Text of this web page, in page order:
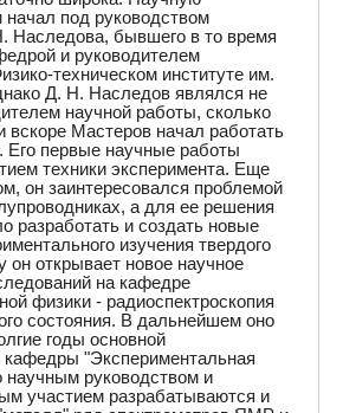
начал под руководством
Наследова, бывшего в то время
и руководителем
техническом институте им.
Д. Н. Наследов являлся не
научной работы, сколько
вскоре Мастеров начал работать
Его первые научные работы
техники эксперимента. Еще
он заинтересовался проблемой
а для ее решения
разработать и создать новые
изучения твердого
он открывает новое научное
на кафедре
физики - радиоспектроскопия
состояния. В дальнейшем оно
годы основной
кафедры "Экспериментальная
научным руководством и
участием разрабатываются и